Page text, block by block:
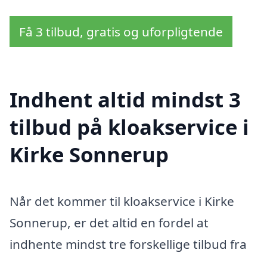
Få 3 tilbud, gratis og uforpligtende
Indhent altid mindst 3
tilbud på kloakservice i
Kirke Sonnerup
Når det kommer til kloakservice i Kirke
Sonnerup, er det altid en fordel at
indhente mindst tre forskellige tilbud fra